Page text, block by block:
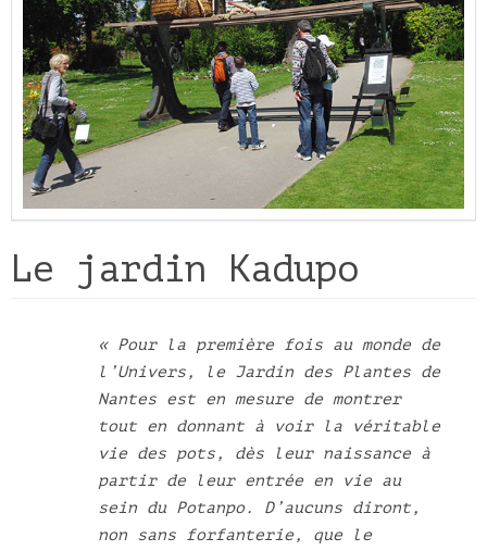
Le jardin Kadupo
« Pour la première fois au monde de
l’Univers, le Jardin des Plantes de
Nantes est en mesure de montrer
tout en donnant à voir la véritable
vie des pots, dès leur naissance à
partir de leur entrée en vie au
sein du Potanpo. D’aucuns diront,
non sans forfanterie, que le